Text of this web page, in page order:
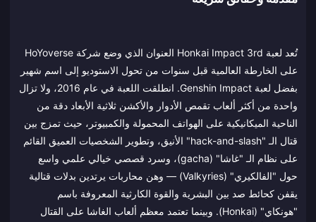
تُعد لعبة Honkai Impact 3rd العنوان الذي وضع شركة HoYoverse
على الخارطة العالمية قبل سنوات من تحول الاستوديو إلى اسم شهير
بفضل لعبة Genshin Impact. انطلقت اللعبة في عام 2016، ولا تزال
واحدة من أكثر ألعاب تقمص الأدوار والأكشن ثلاثية الأبعاد دقة من
الناحية الميكانيكية على الهواتف المحمولة والكمبيوتر، حيث تمزج بين
قتال الـ "hack-and-slash" الأنيق، وتطوير الشخصيات العميق القائم
على نظام الـ "غاشا" (gacha)، وسرد قصصي خيالي علمي واسع
حول "الفالكيري" (Valkyries) — وهن محاربات يرتدين بدلات قتالية
يقفن كحائط صد بين البشرية والقوة الكارثية المعروفة باسم
"هونكاي" (Honkai). وبينما تعتمد معظم ألعاب الغاشا على القتال